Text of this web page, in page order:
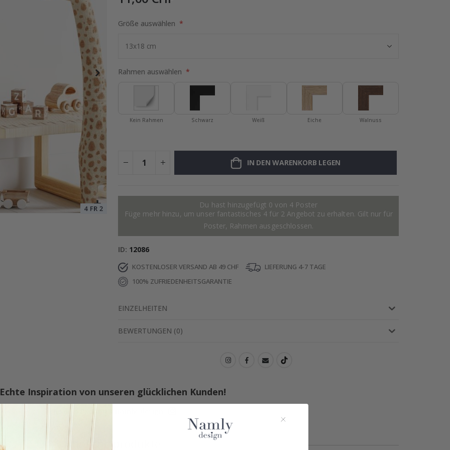
- Wo alles begann
Special
Price
15,00 €
Größe auswählen
Rahmen auswählen
Kein Rahmen Schwarz Weiß Eiche Walnuss
IN DEN WARENKORB LEGEN
Du hast hinzugefügt 0 von 4 Poster
Füge mehr hinzu, um unser fantastisches 4 für 2 Angebot zu erhalten. Gilt nur für
Poster, Rahmen ausgeschlossen.
ID 12086
KOSTENLOSER VERSAND AB 49 CHF
LIEFERUNG 4-7 TAGE
100% ZUFRIEDENHEITSGARANTIE
EINZELHEITEN
BEWERTUNGEN (0)
Echte Inspiration von unseren glücklichen Kunden!
Teile dein Bild mit #namly_design
Ähnliche produkte